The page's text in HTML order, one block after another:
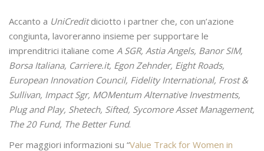
Accanto a UniCreditdiciotto i partner che, con un’azione
congiunta, lavoreranno insieme per supportare le
imprenditrici italiane come A SGR, Astia Angels, Banor SIM,
Borsa Italiana, Carriere.it, Egon Zehnder, Eight Roads,
European Innovation Council, Fidelity International, Frost &
Sullivan, Impact Sgr, MOMentum Alternative Investments,
Plug and Play, Shetech, Sifted, Sycomore Asset Management,
The 20 Fund, The Better Fund.
Per maggiori informazioni su “Value Track for Women in